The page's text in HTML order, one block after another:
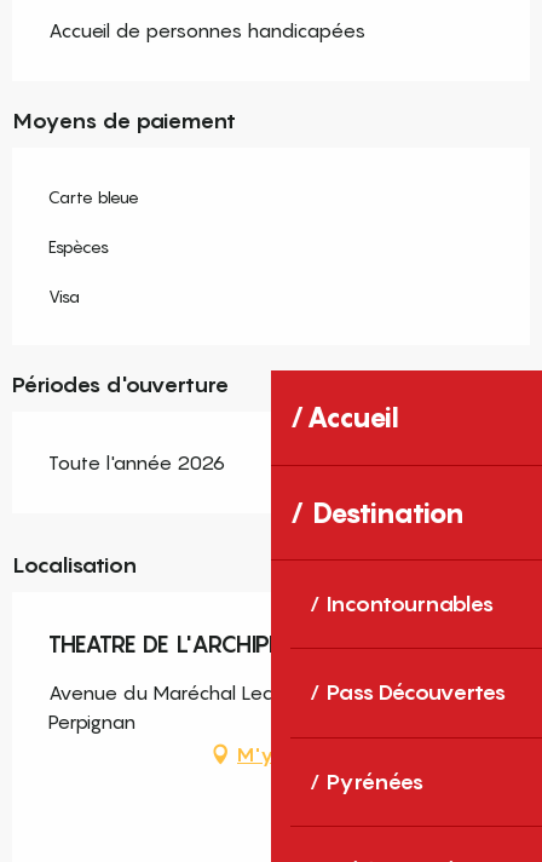
Accueil
Destination
Incontournables
Pass Découvertes
Pyrénées
Accueil de personnes handicapées
Moyens de paiement
Carte bleue
Espèces
Visa
Périodes d'ouverture
Toute l'année 2026
Localisation
THEATRE DE L'ARCHIPEL
Avenue du Maréchal Leclerc, BP 90937, 66000
Perpignan
M'y rendre